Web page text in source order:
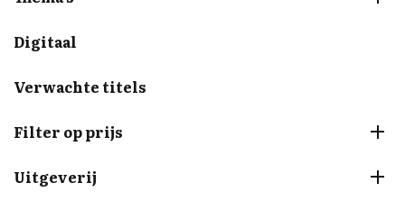
Digitaal
Verwachte titels
Filter op prijs
Uitgeverij